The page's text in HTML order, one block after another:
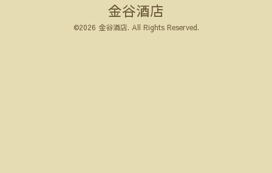
金谷酒店
©2026 金谷酒店. All Rights Reserved.